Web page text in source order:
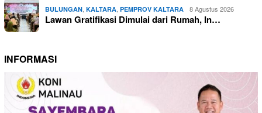
BULUNGAN, KALTARA, PEMPROV KALTARA 8 Agustus 2026
Lawan Gratifikasi Dimulai dari Rumah, In…
INFORMASI